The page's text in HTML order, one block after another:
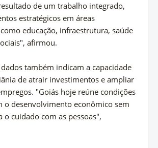
de um trabalho integrado,
estratégicos em áreas
educação, infraestrutura, saúde
afirmou.
também indicam a capacidade
de atrair investimentos e ampliar
"Goiás hoje reúne condições
o desenvolvimento econômico sem
o cuidado com as pessoas",